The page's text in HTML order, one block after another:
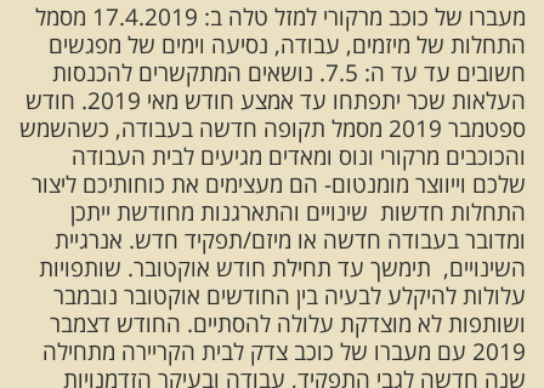
מעברו של כוכב מרקורי למזל טלה ב: 17.4.2019 מסמל
התחלות של מיזמים, עבודה, נסיעה וימים של מפגשים
חשובים עד עד ה: 7.5. נושאים המתקשרים להכנסות
העלאות שכר יתפתחו עד אמצע חודש מאי 2019. חודש
ספטמבר 2019 מסמל תקופה חדשה בעבודה, כשהשמש
והכוכבים מרקורי ונוס ומאדים מגיעים לבית העבודה
שלכם וייווצר מומנטום- הם מעצימים את כוחותיכם ליצור
התחלות חדשות שינויים והתארגנות מחודשת ייתכן
ומדובר בעבודה חדשה או מיזם/תפקיד חדש. אנרגיית
השינויים, תימשך עד תחילת חודש אוקטובר. שותפויות
עלולות להיקלע לבעיה בין החודשים אוקטובר נובמבר
ושותפות לא מוצדקת עלולה להסתיים. החודש דצמבר
2019 עם מעברו של כוכב צדק לבית הקריירה מתחילה
שנה חדשה לגבי התפקיד, עבודה ובעיקר הזדמנויות